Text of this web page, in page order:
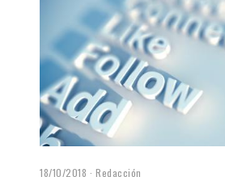
18/10/2018 Redacción